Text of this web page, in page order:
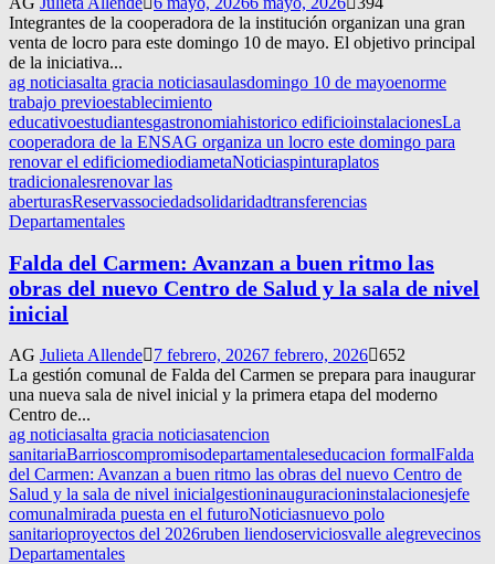
Integrantes de la cooperadora de la institución organizan una gran
venta de locro para este domingo 10 de mayo. El objetivo principal
de la iniciativa...
ag noticiasalta gracia noticiasaulasdomingo 10 de mayoenorme
trabajo previoestablecimiento
educativoestudiantesgastronomiahistorico edificioinstalacionesLa
cooperadora de la ENSAG organiza un locro este domingo para
renovar el edificiomediodiametaNoticiaspinturaplatos
tradicionalesrenovar las
aberturasReservassociedadsolidaridadtransferencias
Departamentales
Falda del Carmen: Avanzan a buen ritmo las
obras del nuevo Centro de Salud y la sala de nivel
inicial
AG Julieta Allende 7 febrero, 20267 febrero, 2026 652
La gestión comunal de Falda del Carmen se prepara para inaugurar
una nueva sala de nivel inicial y la primera etapa del moderno
Centro de...
ag noticiasalta gracia noticiasatencion
sanitariaBarrioscompromisodepartamentaleseducacion formalFalda
del Carmen: Avanzan a buen ritmo las obras del nuevo Centro de
Salud y la sala de nivel inicialgestioninauguracioninstalacionesjefe
comunalmirada puesta en el futuroNoticiasnuevo polo
sanitarioproyectos del 2026ruben liendoserviciosvalle alegrevecinos
Departamentales